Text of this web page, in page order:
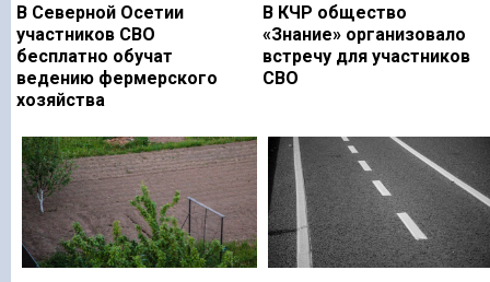
В Северной Осетии
участников СВО
бесплатно обучат
ведению фермерского
хозяйства
В КЧР общество
«Знание» организовало
встречу для участников
СВО